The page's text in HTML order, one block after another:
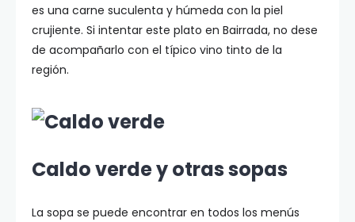
es una carne suculenta y húmeda con la piel
crujiente. Si intentar este plato en Bairrada, no dese
de acompañarlo con el típico vino tinto de la
región.
Caldo verde y otras sopas
La sopa se puede encontrar en todos los menús